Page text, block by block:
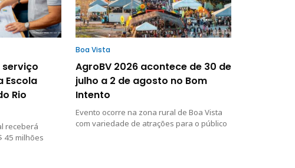
serviço
Escola
Rio
receberá
45 milhões
Boa Vista
AgroBV 2026 acontece de 30 de
julho a 2 de agosto no Bom
Intento
Evento ocorre na zona rural de Boa Vista
com variedade de atrações para o público